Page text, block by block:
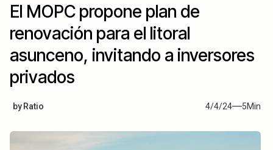
El MOPC propone plan de
renovación para el litoral
asunceno, invitando a inversores
privados
by Ratio 4/4/24 5Min